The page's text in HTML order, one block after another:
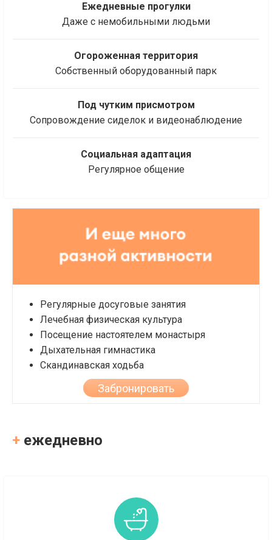
Ежедневные прогулки
Даже с немобильными людьми
Огороженная территория
Собственный оборудованный парк
Под чутким присмотром
Сопровождение сиделок и видеонаблюдение
Социальная адаптация
Регулярное общение
Регулярные досуговые занятия
Лечебная физическая культура
Посещение настоятелем монастыря
Дыхательная гимнастика
Скандинавская ходьба
Забронировать
+ ежедневно